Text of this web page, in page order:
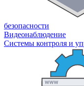
безопасности
Видеонаблюдение
Системы контроля и